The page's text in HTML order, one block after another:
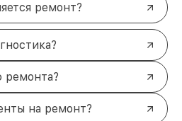
ремонт?
ремонта?
на ремонт?